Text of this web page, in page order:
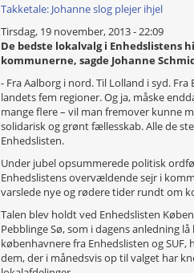
Takketale: Johanne slog plejer ihjel
Tirsdag, 19 november, 2013 - 22:09
De bedste lokalvalg i Enhedslistens
kommunerne, sagde Johanne
- Fra Aalborg i nord. Til Lolland i syd.
landets fem regioner. Og ja, måske
mange flere – vil man fremover kunne
solidarisk og grønt fællesskab. Alle de
Enhedslisten.
Under jubel opsummerede politisk
Enhedslistens overvældende sejr i
varslede nye og rødere tider rundt om
Talen blev holdt ved Enhedslisten
Pebblinge Sø, som i dagens anledning
københavnere fra Enhedslisten og
dem, der i månedsvis op til valget har